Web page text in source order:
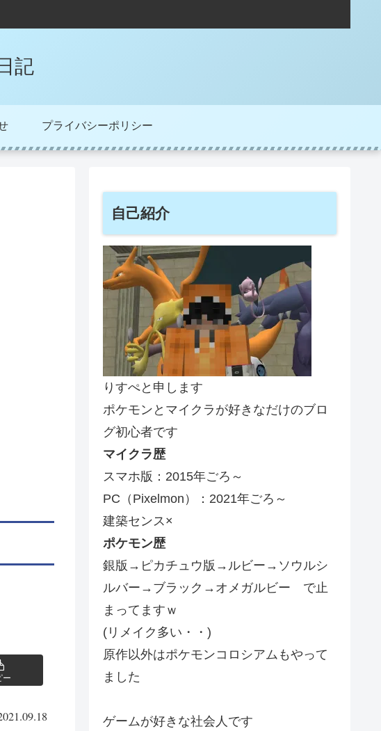
記
プライバシーポリシー
ー
自己紹介
りすぺと申します
ポケモンとマイクラが好きなだけのブロ
グ初心者です
マイクラ歴
スマホ版：2015年ごろ～
PC（Pixelmon）：2021年ごろ～
建築センス×
ポケモン歴
銀版→ピカチュウ版→ルビー→ソウルシ
ルバー→ブラック→オメガルビー で止
まってますｗ
(リメイク多い・・)
原作以外はポケモンコロシアムもやって
ました
ゲームが好きな社会人です